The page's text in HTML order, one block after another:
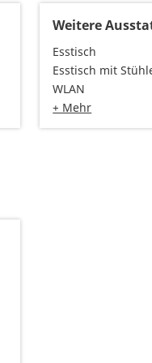
Weitere
Esstisch
Esstisch mit
WLAN
+ Mehr